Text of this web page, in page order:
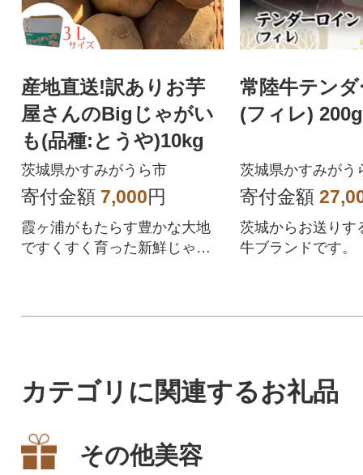
産地直送!訳ありお芋
屋さんのBigじゃがい
も(品種:とうや)10kg
茨城県かすみがうら市
寄付金額 7,000円
霞ヶ浦がもたらす豊かな大地
ですくすく育った新鮮じゃが
常陸牛テン
(フィレ) 200g
茨城県かすみがう
寄付金額
茨城からお送りす
牛ブランドです。
カテゴリに関連するお礼品
その他美容